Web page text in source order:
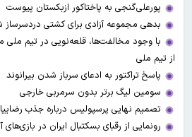
پورعلی‌گنجی به پاختاکور ازبکستان پیوست
بدهی مجموعه آزادی برای کشتی دردسرساز
با وجود مخالفت‌ها، قلعه‌نویی در تیم
از تیم ملی
پاسخ تراکتور به ادعای سرباز شدن بیرانوند
سومین لیگ برتر بدون سرمربی خارجی
تصمیم نهایی پرسپولیس درباره جذب
رونمایی از رقبای بسکتبال ایران در بازی‌های